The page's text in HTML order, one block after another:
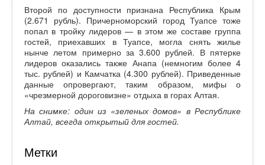
Второй по доступности признана Республика Крым
(2.671 рубль). Причерноморский город Туапсе тоже
попал в тройку лидеров — в этом же составе группа
гостей, приехавших в Туапсе, могла снять жилье
нынче летом примерно за 3.600 рублей. В пятерке
лидеров оказались также Анапа (немногим более 4
тыс. рублей) и Камчатка (4.300 рублей). Приведенные
данные опровергают, таким образом, мифы о
«чрезмерной дороговизне» отдыха в горах Алтая.
На снимке: один из «зеленых домов» в Республике
Алтай, всегда открытый для гостей.
Метки